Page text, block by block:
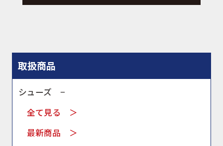
取扱商品
シューズ −
全て見る ＞
最新商品 ＞